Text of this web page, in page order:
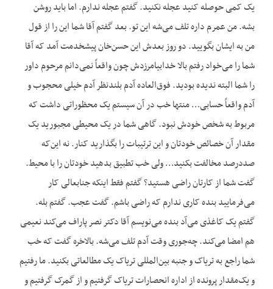
یک کمی حوصله کنید عجله نکنید. گفتم عجله ندارم. اما باید روشن
بشه. من عمرم داره تلف می‌شه این تو. بعد گفتم آقا شما این را از قول
من به ایشان بگویید. دو روز بعدش این حسن‌خان پیشخدمت آمد که آقا
شما را می‌خواد رفتم بالا خدابیامرزدش چون واقعاً نمی‌دانم مرحوم داور
را شما البته ندیده بودید. فوق‌العاده آدم بلندنظر آدم خیلی محجوب و
آدم واقعاً حسابی… منتها خب در آن سیستم یک محظوراتی داشت که
مربوط به شخص خودش نبود. گاهی شما در یک محیطی مجبورید یک
مقدار آن خصائص خودتان و این ترتیبات را بگذارید کنار. نه این‌که
صددرصد مخالفت بکنید… ولی خب تطبیق بدهید خودتان را با محیط.
گفت شما از کارتان راضی هستید؟ گفتم فقط اینکه جنابعالی کار
می‌فرمایید بنده کاری ندارم که راضی باشم. گفت عجب. گفتم بله.
گفتم یک کاغذی می‌آد بنده می‌نویسم آقا دکتر نصر پاراف می‌کند نعیمی
هم امضا می‌کند. چه‌جوری وقت آدم تلف می‌شه. بالاخره گفت که خب
شما راجع به تریاک و جنبه بین‌المللی تریاک یک مطالعاتی بکنید. ما رفتیم
و یک‌مقدار پرونده از اداره انحصارات تریاک گرفتیم و از گمرک گرفتیم و